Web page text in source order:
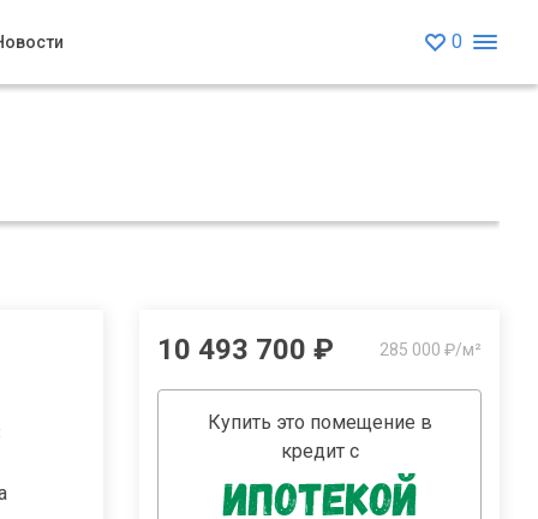
0
10 493 700 ₽ 285 000 ₽/м²
Купить это помещение в
кредит с